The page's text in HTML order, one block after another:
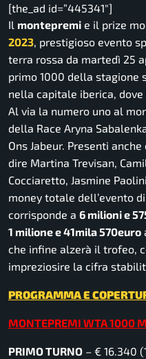
[the_ad id=”445341″]
Il montepremi e il prize
2023, prestigioso evento
terra rossa da martedì 25
primo 1000 della stagione
nella capitale iberica,
Al via la numero uno al
della Race Aryna
Ons Jabeur. Presenti
dire Martina Trevisan,
Cocciaretto, Jasmine
money totale dell’evento
corrisponde a 6 milioni e
1 milione e 41mila 570euro
che infine alzerà il trofeo,
impreziosire la cifra
PROGRAMMA E
MONTEPREMI WTA 1000
PRIMO TURNO – € 16.340